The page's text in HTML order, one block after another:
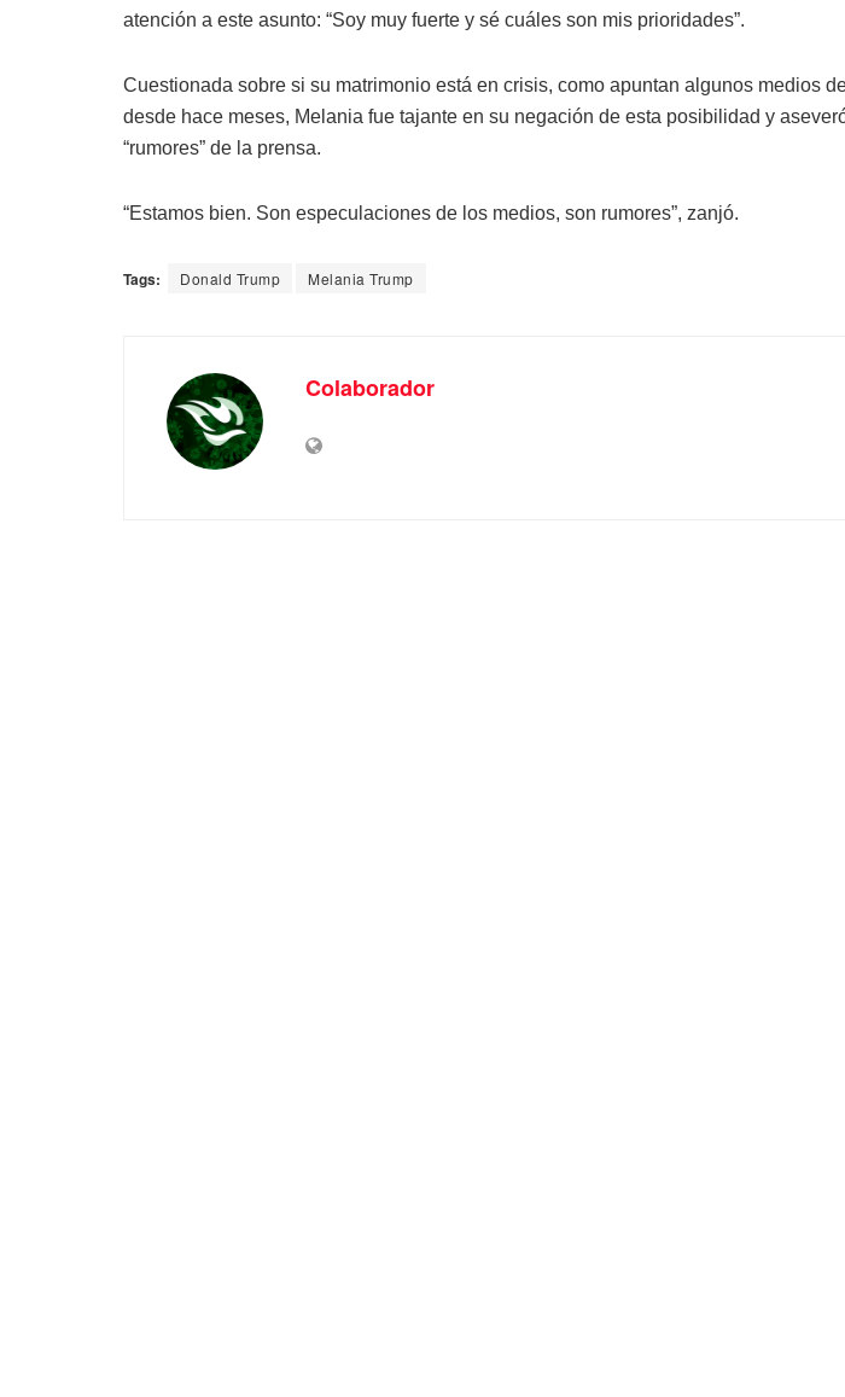
atención a este asunto: “Soy muy fuerte y sé cuáles son mis prioridades”.
Cuestionada sobre si su matrimonio está en crisis, como apuntan algunos medios
desde hace meses, Melania fue tajante en su negación de esta posibilidad y
“rumores” de la prensa.
“Estamos bien. Son especulaciones de los medios, son rumores”, zanjó.
Tags: Donald Trump Melania Trump
Colaborador